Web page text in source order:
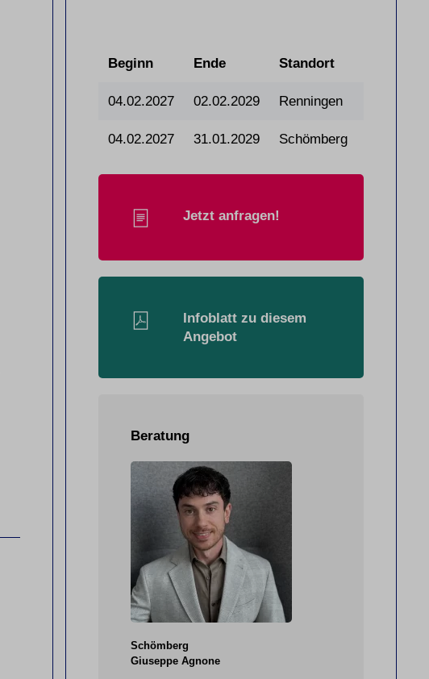
Beginn Ende Standort
04.02.2027 02.02.2029 Renningen
04.02.2027 31.01.2029 Schömberg
Jetzt anfragen!
Infoblatt zu diesem
Angebot
Beratung
Schömberg
Giuseppe Agnone